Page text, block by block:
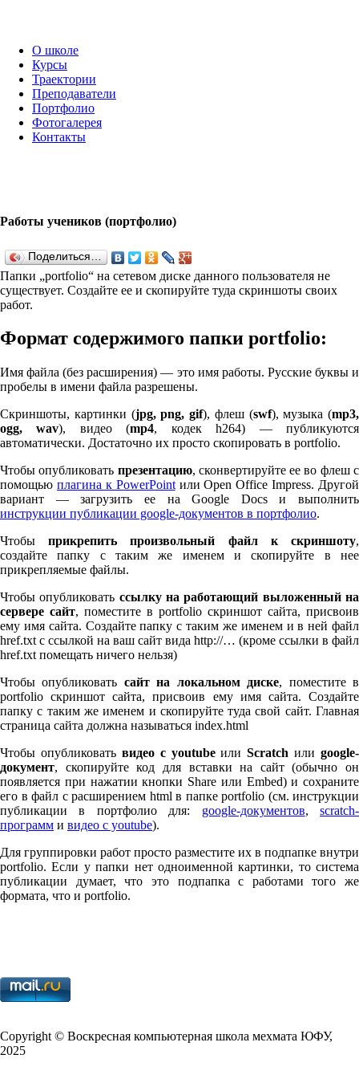
О школе
Курсы
Траектории
Преподаватели
Портфолио
Фотогалерея
Контакты
Работы учеников (портфолио)
Поделиться…
Папки „port­fo­lio“ на сетевом диске данного пользователя не
существует. Создайте ее и скопируйте туда скриншоты своих
работ.
Формат содержимого папки port­fo­lio:
Имя файла (без расширения) — это имя работы. Русские буквы и
пробелы в имени файла разрешены.
Скриншоты, картинки (jpg, png, gif), флеш (swf), музыка (mp3,
ogg, wav), видео (mp4, кодек h264) — публикуются
автоматически. Достаточно их просто скопировать в port­fo­lio.
Чтобы опубликовать презентацию, сконвертируйте ее во флеш с
помощью плагина к Pow­er­Pointили Open Office Impress. Другой
вариант — загрузить ее на Google Docs и выполнить
инструкции публикации google-документов в портфолио.
Чтобыприкрепить произвольный файл к скриншоту,
создайте папку с таким же именем и скопируйте в нее
прикрепляемые файлы.
Чтобы опубликовать ссылку на работающий выложенный на
сервере сайт, поместите в port­fo­lio скриншот сайта, присвоив
ему имя сайта. Создайте папку с таким же именем и в ней файл
href.txt с ссылкой на ваш сайт вида http://… (кроме ссылки в файл
href.txt помещать ничего нельзя)
Чтобы опубликовать сайт на локальном диске, поместите в
port­fo­lio скриншот сайта, присвоив ему имя сайта. Создайте
папку с таким же именем и скопируйте туда свой сайт. Главная
страница сайта должна называться index.html
Чтобы опубликовать видео с youtubeилиScratch или google-
документ, скопируйте код для вставки на сайт (обычно он
появляется при нажатии кнопки Share или Embed) и сохраните
его в файл с расширением html в папке port­fo­lio (см. инструкции
публикации в портфолио для: google-документов,scratch-
программ и видео с youtube).
Для группировки работ просто разместите их в подпапке внутри
port­fo­lio. Если у папки нет одноименной картинки, то система
публикации думает, что это подпапка с работами того же
формата, что и port­fo­lio.
Copy­right © Воскресная компьютерная школа мехмата ЮФУ,
2025